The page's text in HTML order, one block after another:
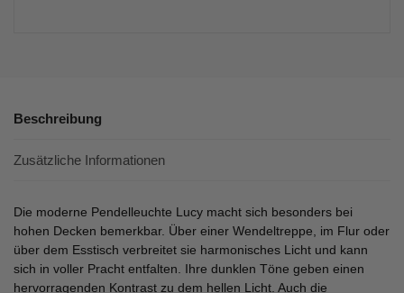
Beschreibung
Zusätzliche Informationen
Die moderne Pendelleuchte Lucy macht sich besonders bei
hohen Decken bemerkbar. Über einer Wendeltreppe, im Flur oder
über dem Esstisch verbreitet sie harmonisches Licht und kann
sich in voller Pracht entfalten. Ihre dunklen Töne geben einen
hervorragenden Kontrast zu dem hellen Licht. Auch die